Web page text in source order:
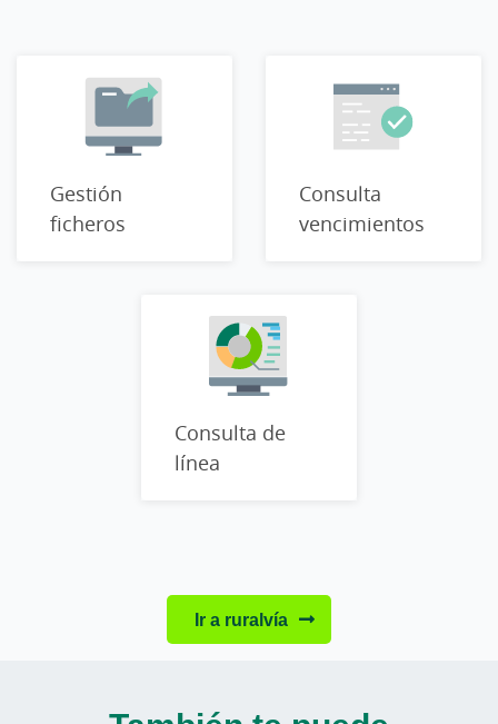
Gestión
ficheros
Consulta
vencimientos
Consulta de
línea
Ir a ruralvía